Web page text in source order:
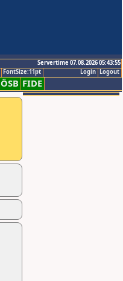
Servertime 07.08.2026 05:43:55
Logout
Login
FontSize:11pt
ÖSB FIDE